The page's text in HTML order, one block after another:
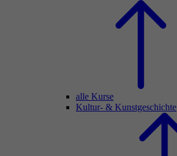
alle Kurse
Kultur- & Kunstgeschichte